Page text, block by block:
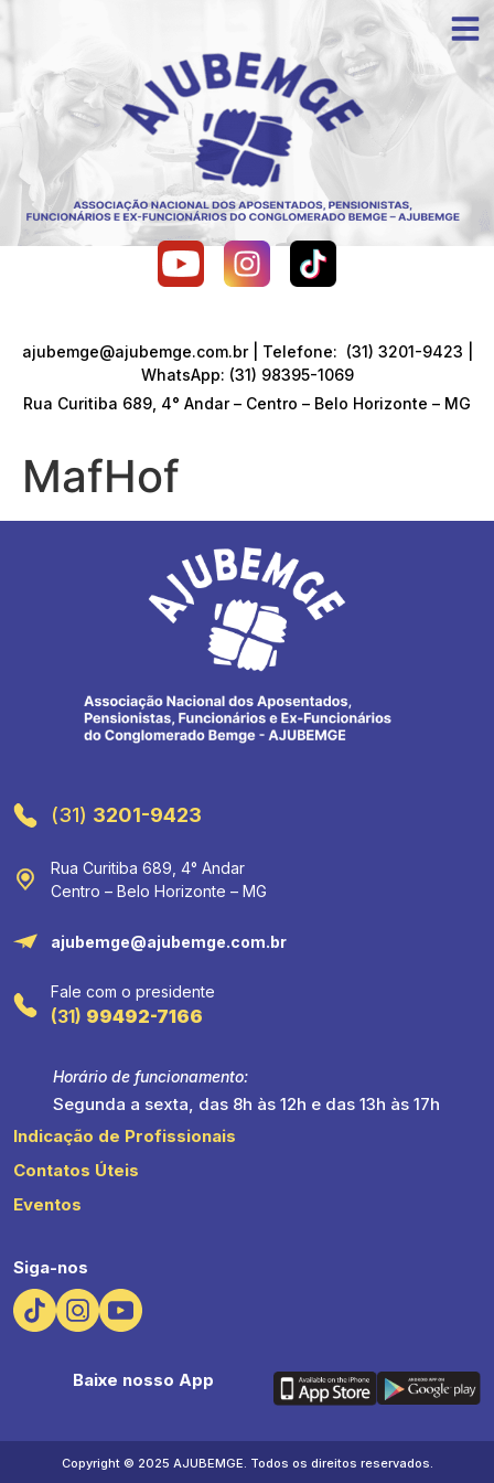
ajubemge@ajubemge.com.br | Telefone: (31) 3201-9423 |
WhatsApp: (31) 98395-1069
Rua Curitiba 689, 4° Andar – Centro – Belo Horizonte – MG
MafHof
(31) 3201-9423
Rua Curitiba 689, 4° Andar
Centro – Belo Horizonte – MG
ajubemge@ajubemge.com.br
Fale com o presidente
(31) 99492-7166
Horário de funcionamento:
Segunda a sexta, das 8h às 12h e das 13h às 17h
Indicação de Profissionais
Contatos Úteis
Eventos
Siga-nos
Baixe nosso App
Copyright © 2025 AJUBEMGE. Todos os direitos reservados.